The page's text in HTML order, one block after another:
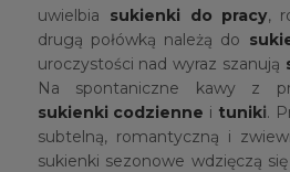
uwielbia sukienki do pracy,
drugą połówką należą do
uroczystości nad wyraz szanują
Na spontaniczne kawy z
sukienki codzienne i tuniki.
subtelną, romantyczną i
sukienki sezonowe wdzięczą